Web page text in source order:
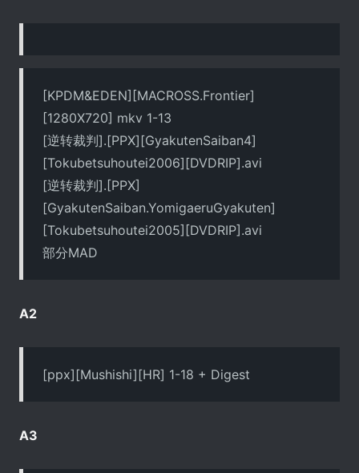
[KPDM&EDEN][MACROSS.Frontier]
[1280X720] mkv 1-13
[逆转裁判].[PPX][GyakutenSaiban4]
[Tokubetsuhoutei2006][DVDRIP].avi
[逆转裁判].[PPX]
[GyakutenSaiban.YomigaeruGyakuten]
[Tokubetsuhoutei2005][DVDRIP].avi
部分MAD
A2
[ppx][Mushishi][HR] 1-18 + Digest
A3